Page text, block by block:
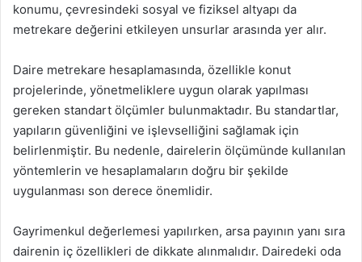
konumu, çevresindeki sosyal ve fiziksel altyapı da
metrekare değerini etkileyen unsurlar arasında yer alır.
Daire metrekare hesaplamasında, özellikle konut
projelerinde, yönetmeliklere uygun olarak yapılması
gereken standart ölçümler bulunmaktadır. Bu standartlar,
yapıların güvenliğini ve işlevselliğini sağlamak için
belirlenmiştir. Bu nedenle, dairelerin ölçümünde kullanılan
yöntemlerin ve hesaplamaların doğru bir şekilde
uygulanması son derece önemlidir.
Gayrimenkul değerlemesi yapılırken, arsa payının yanı sıra
dairenin iç özellikleri de dikkate alınmalıdır. Dairedeki oda